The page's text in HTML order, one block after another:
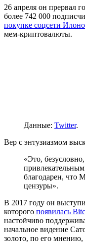
26 апреля он прервал
более 742 000
покупке соцсети
мем-криптовалюты.
Данные: Twitter.
Вер с энтузиазмом
«Это,
благодарен, что
цензуры».
В 2017 году он
которого появилась
настойчиво
начальное видение
золото, по его мнению,